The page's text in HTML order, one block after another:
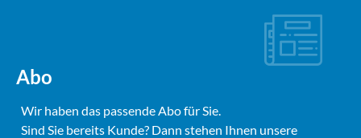
Abo
Wir haben das passende Abo für Sie.
Sind Sie bereits Kunde? Dann stehen Ihnen unsere